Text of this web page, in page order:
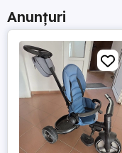
Anunțuri